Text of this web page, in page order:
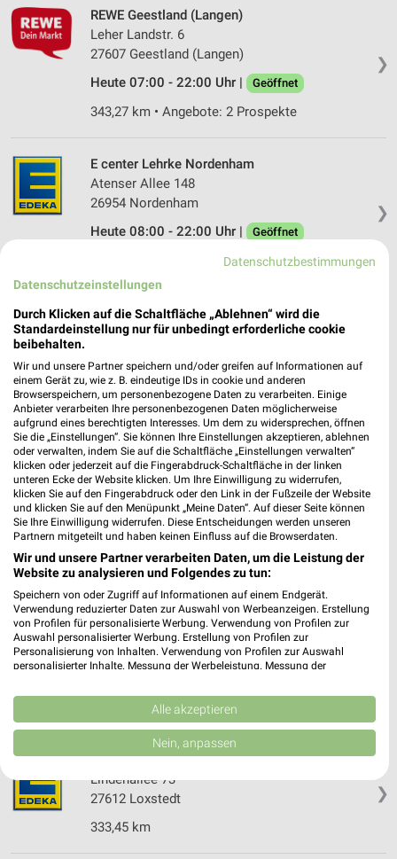
❯
REWE Geestland (Langen)
Leher Landstr. 6
27607 Geestland (Langen)
Heute 07:00 - 22:00 Uhr |
Geöffnet
343,27 km • Angebote: 2 Prospekte
❯
E center Lehrke Nordenham
Atenser Allee 148
26954 Nordenham
Heute 08:00 - 22:00 Uhr |
Geöffnet
REWE Geestland (Langen)
Schmidtkuhlsweg 1
Heute 07:00 - 22:00 Uhr | Geöffnet
343,55 km • Angebote: 2 Prospekte
REWE Nordenham
Deichgräfenstraße 15/15a
26954 Nordenham
Heute 07:00 - 22:00 Uhr | Geöffnet
346,09 km • Angebote: 2 Prospekte
EDEKA Schomacker Loxstedt
Parkstraße 2
27612 Loxstedt
❯
NP-Markt Loxstedt - Bexhövede
Lindenallee 73
27612 Loxstedt
333,45 km
Datenschutzbestimmungen
Datenschutzeinstellungen
Durch Klicken auf die Schaltfläche „Ablehnen“ wird die
Standardeinstellung nur für unbedingt erforderliche cookie
beibehalten.
Wir und unsere Partner speichern und/oder greifen auf Informationen auf
einem Gerät zu, wie z. B. eindeutige IDs in cookie und anderen
Browserspeichern, um personenbezogene Daten zu verarbeiten. Einige
Anbieter verarbeiten Ihre personenbezogenen Daten möglicherweise
aufgrund eines berechtigten Interesses. Um dem zu widersprechen, öffnen
Sie die „Einstellungen“. Sie können Ihre Einstellungen akzeptieren, ablehnen
oder verwalten, indem Sie auf die Schaltfläche „Einstellungen verwalten“
klicken oder jederzeit auf die Fingerabdruck-Schaltfläche in der linken
unteren Ecke der Website klicken. Um Ihre Einwilligung zu widerrufen,
klicken Sie auf den Fingerabdruck oder den Link in der Fußzeile der Website
und klicken Sie auf den Menüpunkt „Meine Daten“. Auf dieser Seite können
Sie Ihre Einwilligung widerrufen. Diese Entscheidungen werden unseren
Partnern mitgeteilt und haben keinen Einfluss auf die Browserdaten.
Wir und unsere Partner verarbeiten Daten, um die Leistung der
Website zu analysieren und Folgendes zu tun:
Speichern von oder Zugriff auf Informationen auf einem Endgerät.
Verwendung reduzierter Daten zur Auswahl von Werbeanzeigen. Erstellung
von Profilen für personalisierte Werbung. Verwendung von Profilen zur
Auswahl personalisierter Werbung. Erstellung von Profilen zur
Personalisierung von Inhalten. Verwendung von Profilen zur Auswahl
personalisierter Inhalte. Messung der Werbeleistung. Messung der
Kombinationen von Daten aus verschiedenen Quellen. Entwicklung und
Verbesserung der Angebote. Verwendung reduzierter Daten zur Auswahl
von Inhalten.
Daten können außerhalb der Europäischen Union weitergegeben und in die
Website/App.
Partnerliste anzeigen (1 IAB-Anbieter)
Wir nutzen Ihre Daten für folgende Zwecke:
Alle akzeptieren
Nein, anpassen